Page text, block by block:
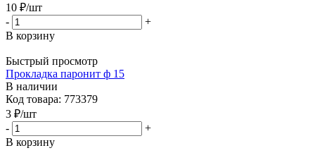
10 ₽/шт
-
+
В корзину
Быстрый просмотр
Прокладка паронит ф 15
В наличии
Код товара: 773379
3 ₽/шт
-
+
В корзину